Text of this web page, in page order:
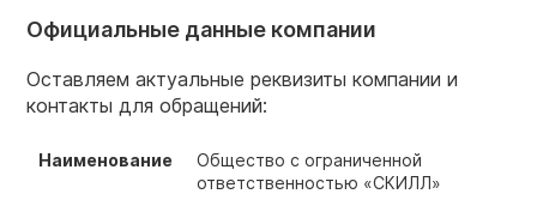
Официальные данные компании
Оставляем актуальные реквизиты компании и
контакты для обращений:
Наименование
Общество с ограниченной
ответственностью «СКИЛЛ»